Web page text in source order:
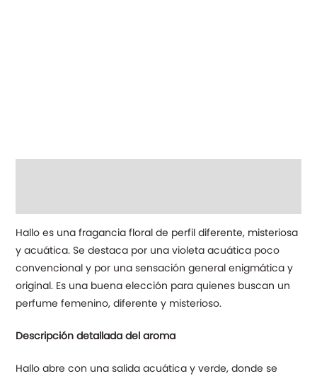
Hallo es una fragancia floral de perfil diferente, misteriosa
y acuática. Se destaca por una violeta acuática poco
convencional y por una sensación general enigmática y
original. Es una buena elección para quienes buscan un
perfume femenino, diferente y misterioso.
Descripción detallada del aroma
Hallo abre con una salida acuática y verde, donde se